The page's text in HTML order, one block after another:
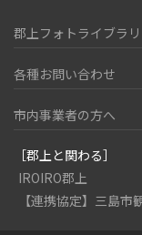
郡上フォトライブラリ
各種お問い合わせ
市内事業者の方へ
［郡上と関わる］
IROIRO郡上
【連携協定】三島市